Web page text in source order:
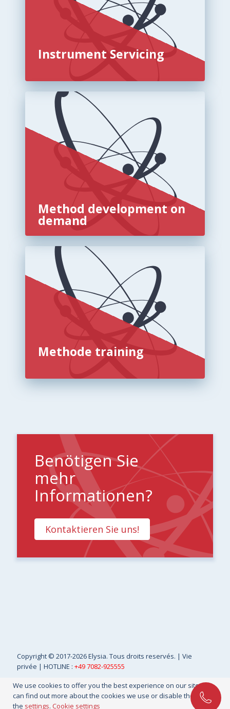
Instrument Servicing
Method development on
demand
Methode training
Benötigen Sie
mehr
Informationen?
Kontaktieren Sie uns!
Copyright © 2017-2026 Elysia. Tous droits reservés. |Vie
privée | HOTLINE :+49 7082-925555
We use cookies to offer you the best experience on our site. You
can find out more about the cookies we use or disable them in
the settings. Cookie settings